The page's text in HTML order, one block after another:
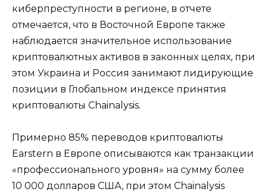
киберпреступности в регионе, в отчете
отмечается, что в Восточной Европе также
наблюдается значительное использование
криптовалютных активов в законных целях, при
этом Украина и Россия занимают лидирующие
позиции в Глобальном индексе принятия
криптовалюты Chainalysis.
Примерно 85% переводов криптовалюты
Earstern в Европе описываются как транзакции
«профессионального уровня» на сумму более
10 000 долларов США, при этом Chainalysis